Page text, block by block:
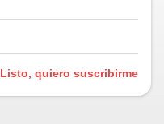
Listo, quiero suscribirme